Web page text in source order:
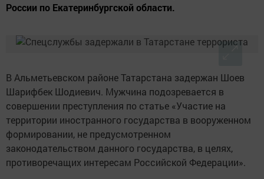
России по Екатеринбургской области.
В Альметьевском районе Татарстана задержан Шоев
Шарифбек Шодиевич. Мужчина подозревается в
совершении преступления по статье «Участие на
территории иностранного государства в вооруженном
формировании, не предусмотренном
законодательством данного государства, в целях,
противоречащих интересам Российской Федерации».